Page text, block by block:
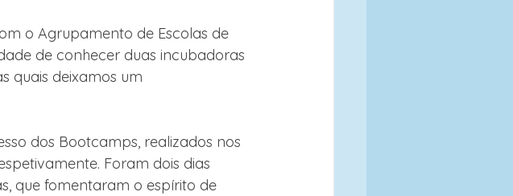
o Agrupamento de Escolas de
de conhecer duas incubadoras
quais deixamos um
dos Bootcamps, realizados nos
Foram dois dias
que fomentaram o espírito de